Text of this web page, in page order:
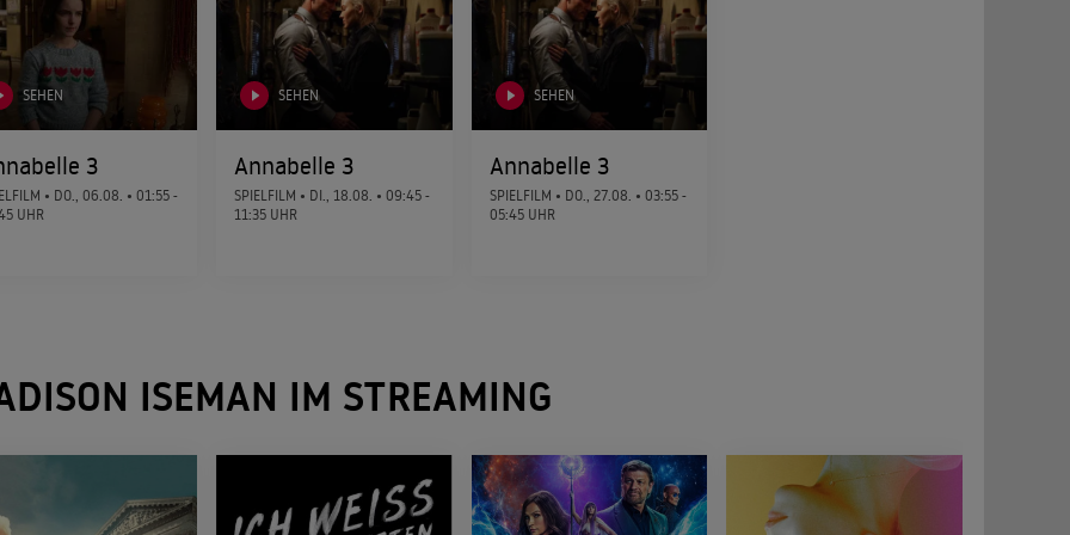
SEHEN
3
• DO., 06.08. • 01:55 -
UHR
SEHEN
Annabelle 3
SPIELFILM • DI., 18.08. • 09:45 -
11:35 UHR
SEHEN
Annabelle 3
SPIELFILM • DO., 27.08. • 03:55 -
05:45 UHR
ISEMAN IM STREAMING